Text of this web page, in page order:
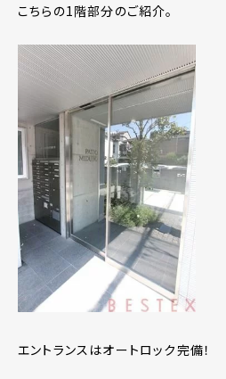
こちらの1階部分のご紹介。
エントランスはオートロック完備！